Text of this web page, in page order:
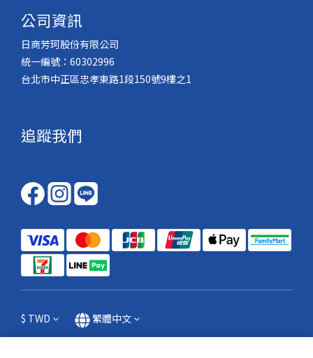
公司資訊
日商芳珂股份有限公司
統一編號：60302996
台北市中正區忠孝東路1段150號9樓之1
追蹤我們
$ TWD 繁體中文